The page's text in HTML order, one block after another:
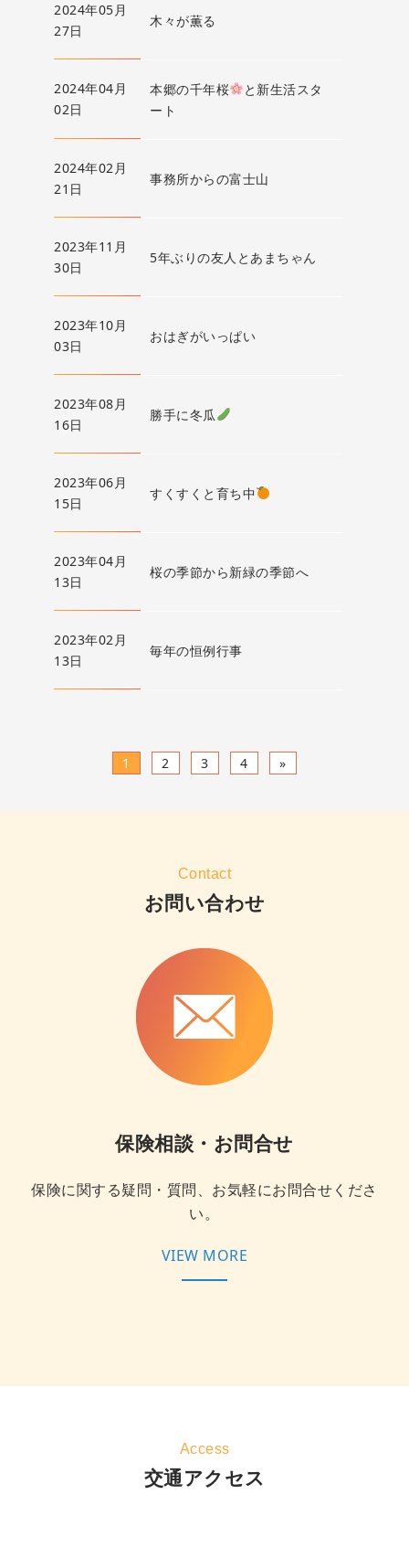
2024年05月
27日
木々が薫る
2024年04月
02日
本郷の千年桜
と新生活スタ
ート
2024年02月
21日
事務所からの富士山
2023年11月
30日
5年ぶりの友人とあまちゃん
2023年10月
03日
おはぎがいっぱい
2023年08月
16日
勝手に冬瓜
2023年06月
15日
すくすくと育ち中
2023年04月
13日
桜の季節から新緑の季節へ
2023年02月
13日
毎年の恒例行事
1 2 3 4 »
Contact
お問い合わせ
保険相談・お問合せ
保険に関する疑問・質問、お気軽にお問合せくださ
い。
VIEW MORE
Access
交通アクセス